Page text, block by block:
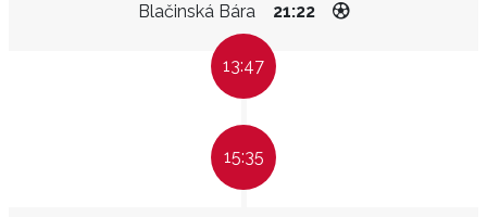
Blačinská Bára 21:22
13:47
15:35